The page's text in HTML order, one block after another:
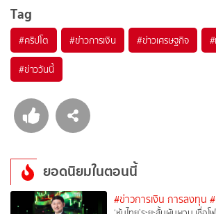
Tag
#คริปโต #ข่าวการเงิน #ข่าวเศรษฐกิจ #
#ข่าววันนี้
ยอดนิยมในตอนนี้
#ข่าวการเงิน การลงทุน